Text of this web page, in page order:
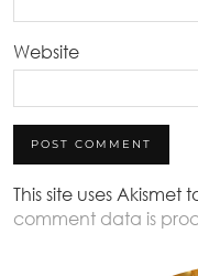
Website
This site uses Akismet
comment data is